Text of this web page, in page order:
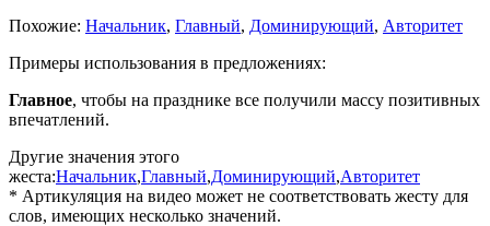
Похожие: Начальник, Главный, Доминирующий, Авторитет
Примеры использования в предложениях:
Главное, чтобы на празднике все получили массу позитивных
впечатлений.
Другие значения этого
жеста:Начальник,Главный,Доминирующий,Авторитет
* Артикуляция на видео может не соответствовать жесту для
слов, имеющих несколько значений.